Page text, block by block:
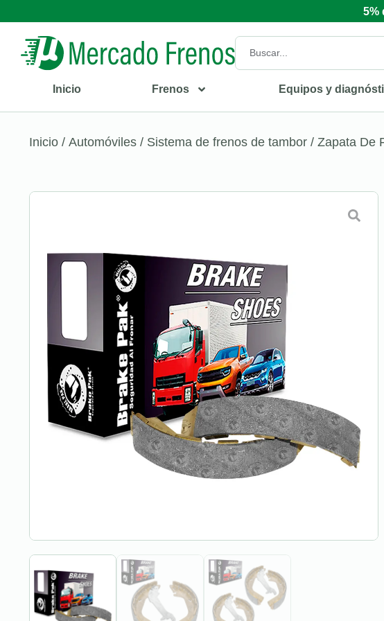
5%
Inicio Frenos Equipos y
Inicio / Automóviles / Sistema de frenos de tambor / Zapata De